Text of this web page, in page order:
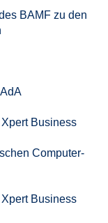
BAMF zu den
Business
Computer-
Business